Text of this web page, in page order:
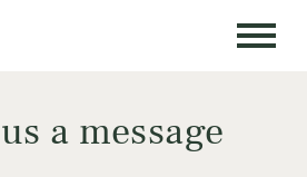
a message